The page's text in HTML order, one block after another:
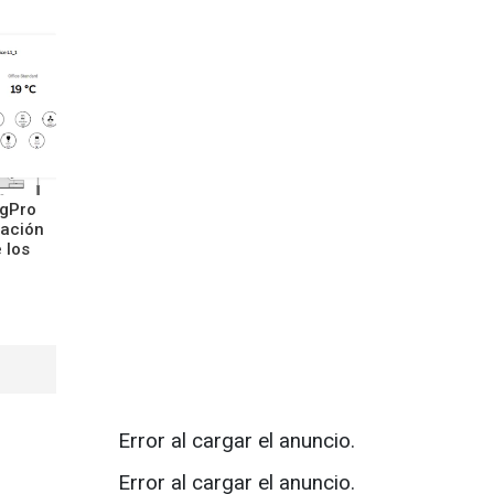
los
Error al cargar el anuncio.
Error al cargar el anuncio.